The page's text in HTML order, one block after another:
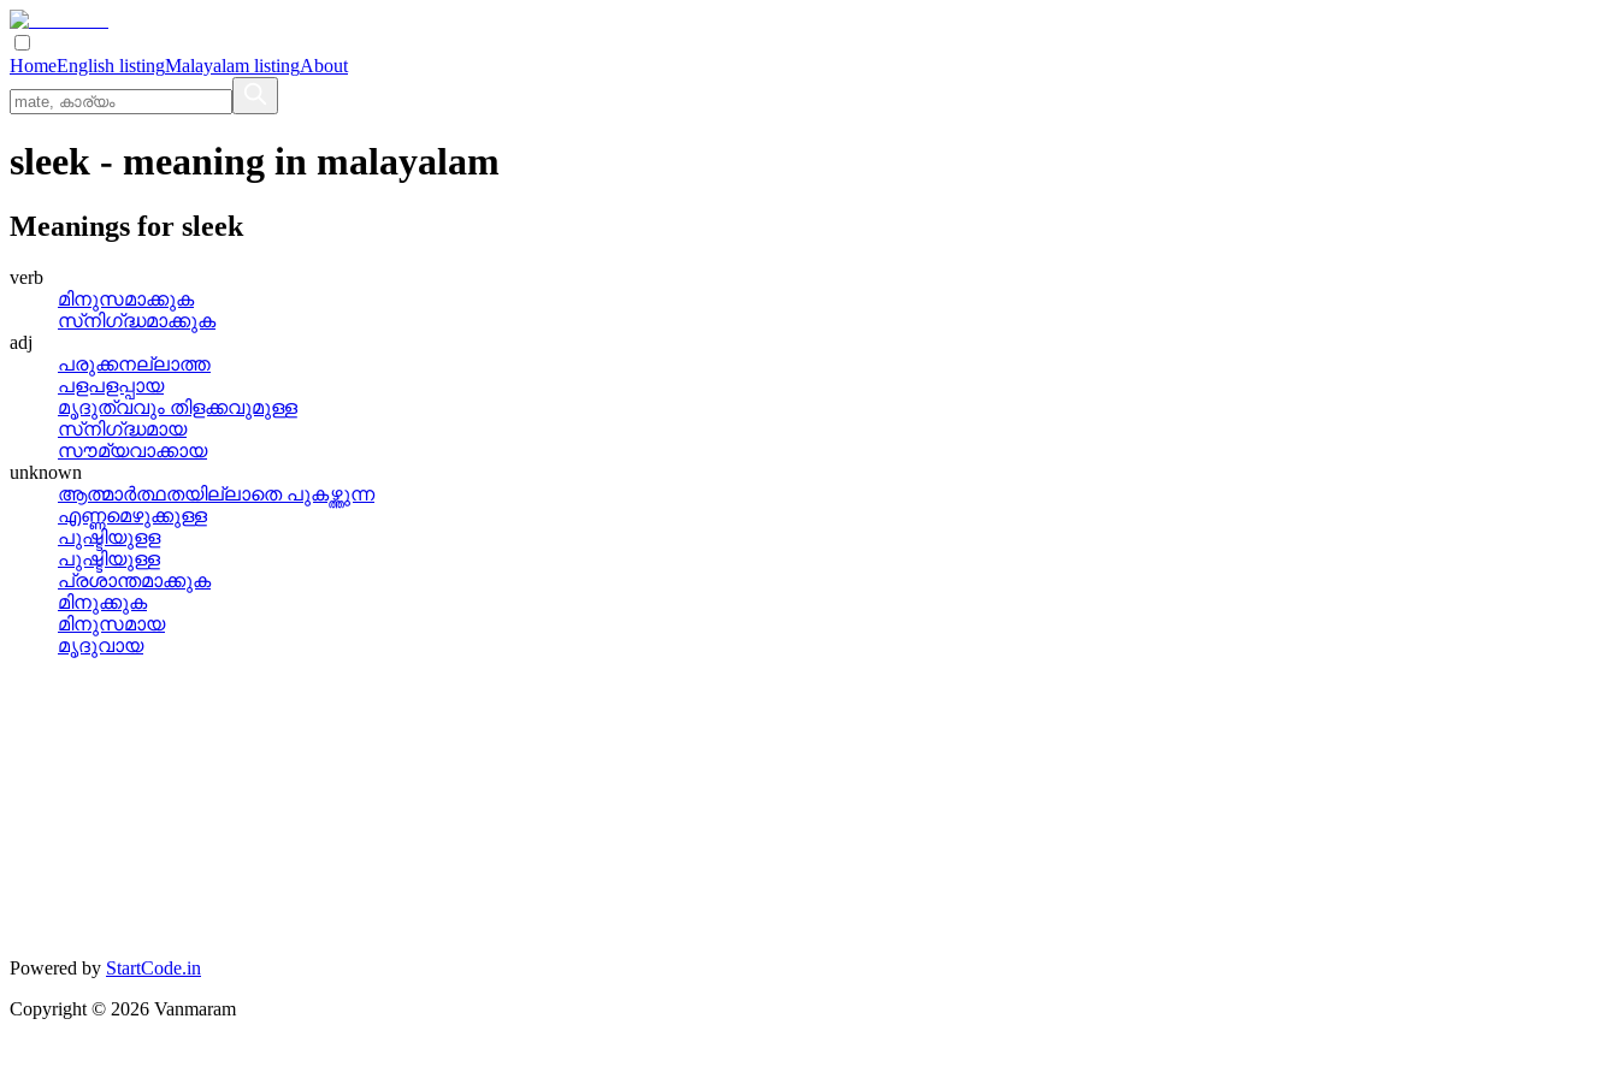
HomeEnglish listingMalayalam listingAbout
sleek - meaning in malayalam
Meanings for sleek
verb
മിനുസമാക്കുക
സ്‌നിഗ്‌ദ്ധമാക്കുക
adj
പരുക്കനല്ലാത്ത
പളപളപ്പായ
മൃദുത്വവും തിളക്കവുമുള്ള
സ്‌നിഗ്‌ദ്ധമായ
സൗമ്യവാക്കായ
unknown
ആത്മാര്‍ത്ഥതയില്ലാതെ പുകഴ്ത്തുന്ന
എണ്ണമെഴുക്കുള്ള
പുഷ്ടിയുളള
പുഷ്ടിയുള്ള
പ്രശാന്തമാക്കുക
മിനുക്കുക
മിനുസമായ
മൃദുവായ
Powered by StartCode.in
Copyright © 2026 Vanmaram